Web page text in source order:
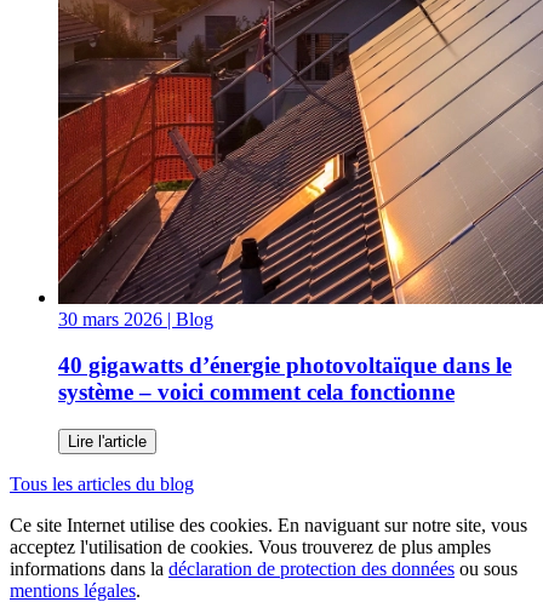
30 mars 2026 | Blog
40 gigawatts d’énergie photovoltaïque dans le
système – voici comment cela fonctionne
Lire l'article
Tous les articles du blog
Ce site Internet utilise des cookies. En naviguant sur notre site, vous
acceptez l'utilisation de cookies. Vous trouverez de plus amples
informations dans la déclaration de protection des données ou sous
mentions légales.